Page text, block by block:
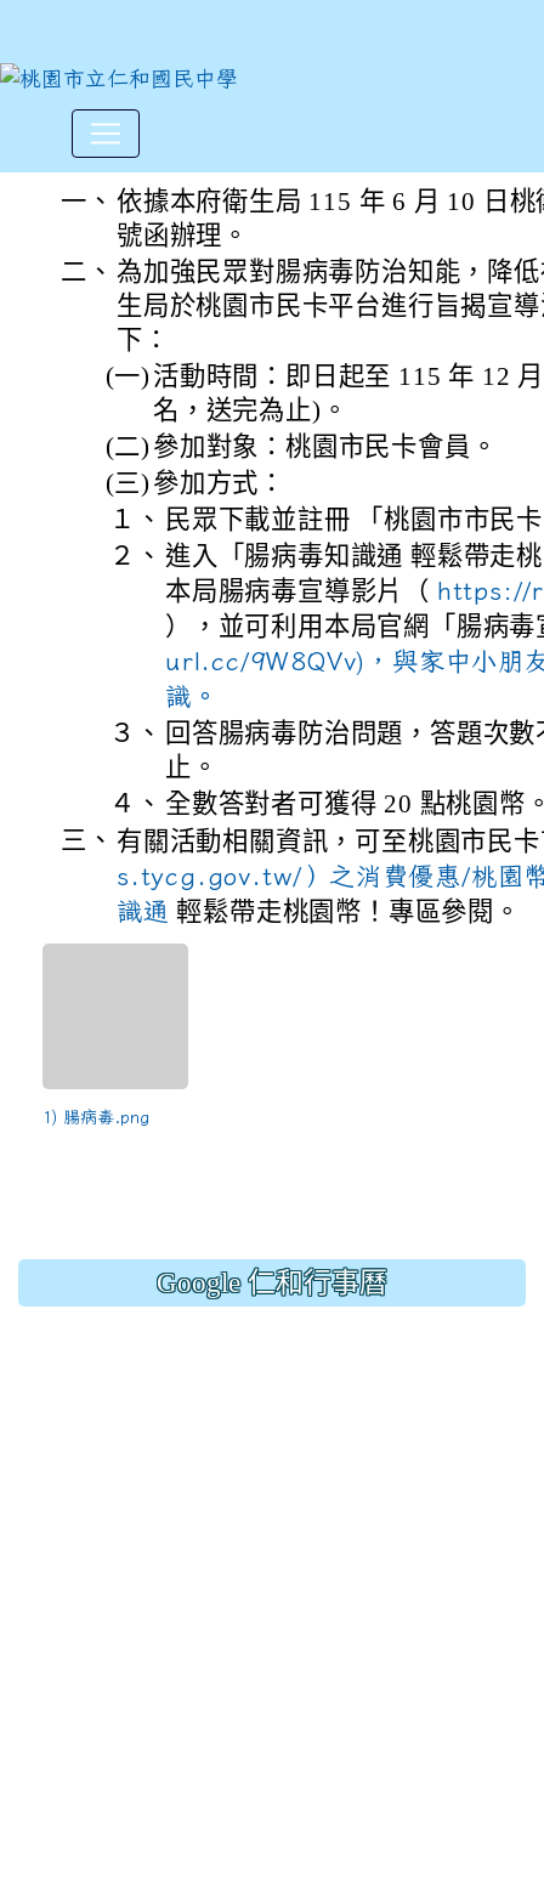
「腸病毒知識通 輕鬆帶走桃
一、 依據本府衛生局 115 年 6 月 10 日
號函辦理。
二、 為加強民眾對腸病毒防治知能，降
生局於桃園市民卡平台進行旨揭宣
下：
(一) 活動時間：即日起至 115 年 12
名，送完為止)。
(二) 參加對象：桃園市民卡會員。
(三) 參加方式：
１、 民眾下載並註冊 「桃園市市民
２、 進入「腸病毒知識通 輕鬆帶走
本局腸病毒宣導影片（ https://
），並可利用本局官網「腸病
url.cc/9W8QVv)，與家中小朋
識。
３、 回答腸病毒防治問題，答題次
止。
４、 全數答對者可獲得 20 點桃園幣
三、 有關活動相關資訊，可至桃園市民
s.tycg.gov.tw/）之消費優惠/桃園
識通 輕鬆帶走桃園幣！專區參閱。
1) 腸病毒.png
Google 仁和行事曆